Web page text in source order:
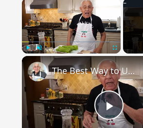
Unmute
Play
The Best Way to Use Italian Frying Peppers